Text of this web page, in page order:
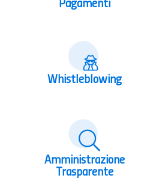
Pagamenti
Whistleblowing
Amministrazione
Trasparente